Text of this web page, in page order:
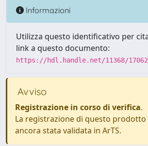
Informazioni
Utilizza questo identificativo per
link a questo documento:
https://hdl.handle.net/11368/
Avviso
Registrazione in corso di verifica.
La registrazione di questo prodotto
ancora stata validata in ArTS.